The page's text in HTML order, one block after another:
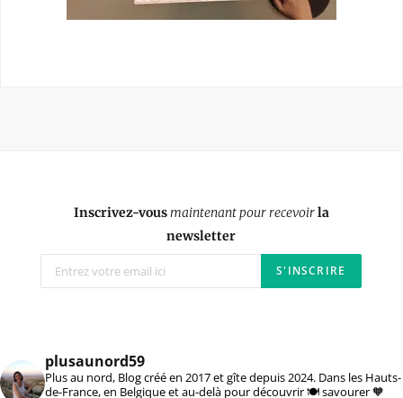
Inscrivez-vousmaintenant pour recevoirla
newsletter
plusaunord59
Plus au nord, Blog créé en 2017 et gîte depuis 2024. Dans les Hauts-
de-France, en Belgique et au-delà pour découvrir 🍽️ savourer 🧡